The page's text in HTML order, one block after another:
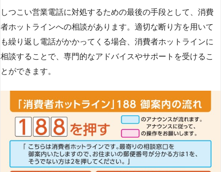
しつこい営業電話に対処するための最後の手段として、消費
者ホットラインへの相談があります。適切な断り方を用いて
も繰り返し電話がかかってくる場合、消費者ホットラインに
相談することで、専門的なアドバイスやサポートを受けるこ
とができます​​。